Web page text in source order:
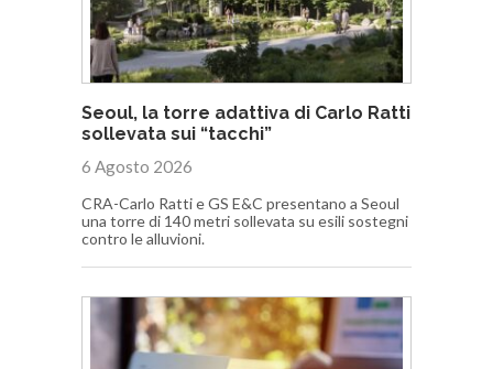
Seoul, la torre adattiva di Carlo Ratti
sollevata sui “tacchi”
6 Agosto 2026
CRA-Carlo Ratti e GS E&C presentano a Seoul
una torre di 140 metri sollevata su esili sostegni
contro le alluvioni.